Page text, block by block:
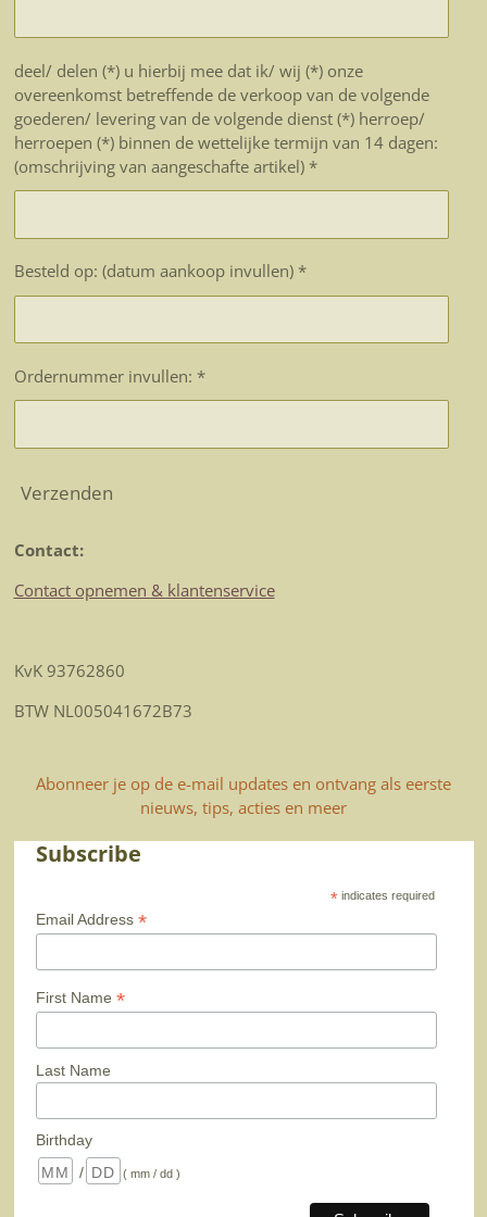
deel/ delen (*) u hierbij mee dat ik/ wij (*) onze
overeenkomst betreffende de verkoop van de volgende
goederen/ levering van de volgende dienst (*) herroep/
herroepen (*) binnen de wettelijke termijn van 14 dagen:
(omschrijving van aangeschafte artikel) *
Besteld op: (datum aankoop invullen) *
Ordernummer invullen: *
Verzenden
Contact:
Contact opnemen & klantenservice
KvK 93762860
BTW NL005041672B73
Abonneer je op de e-mail updates en ontvang als eerste
nieuws, tips, acties en meer
Subscribe
* indicates required
Email Address *
First Name *
Last Name
Birthday
/
( mm / dd )